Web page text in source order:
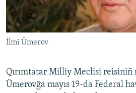
Русский
Українською
İlmi Ümerov
Qırımtatar Milliy Meclisi
Ümerovğa mayıs 19-da Federal